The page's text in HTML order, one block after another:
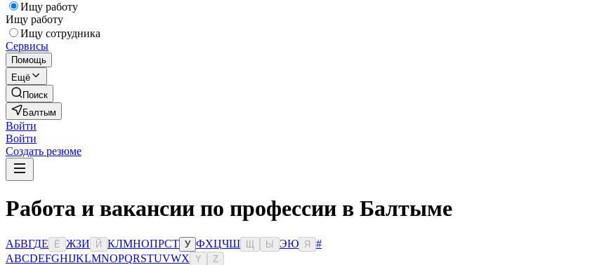
Ищу работу
Ищу работу
Ищу сотрудника
Сервисы
Помощь
Ещё
Поиск
Балтым
Войти
Войти
Создать резюме
Работа и вакансии по профессии в Балтыме
АБВГДЕ Ё ЖЗИ Й КЛМНОПРСТ У ФХЦЧШ Ы ЭЮ Я
#
ABCDEFGHIJKLMNOPQRSTUVWX Y Z